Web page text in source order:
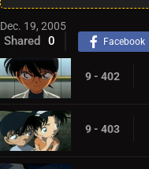
Dec. 19, 2005
Shared 0 Facebook
9 - 402
9 - 403